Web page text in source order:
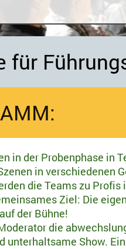
für
in der Probenphase in
in verschiedenen
die Teams zu
Ziel: Die
der Bühne!
die
unterhaltsame Show.